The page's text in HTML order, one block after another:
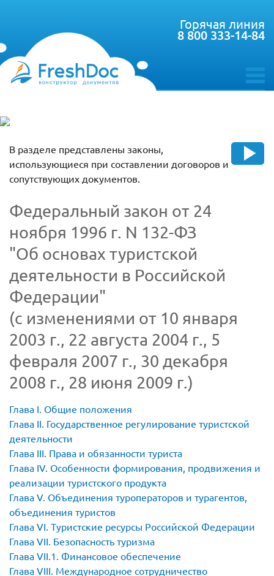
toggle
Горячая линия
8 800 333-14-84
В разделе представлены законы,
использующиеся при составлении договоров и
сопутствующих документов.
Федеральный закон от 24
ноября 1996 г. N 132-ФЗ
"Об основах туристской
деятельности в Российской
Федерации"
(с изменениями от 10 января
2003 г., 22 августа 2004 г., 5
февраля 2007 г., 30 декабря
2008 г., 28 июня 2009 г.)
Глава I. Общие положения
Глава II. Государственное регулирование туристской
деятельности
Глава III. Права и обязанности туриста
Глава IV. Особенности формирования, продвижения и
реализации туристского продукта
Глава V. Объединения туроператоров и турагентов,
объединения туристов
Глава VI. Туристские ресурсы Российской Федерации
Глава VII. Безопасность туризма
Глава VII.1. Финансовое обеспечение
Глава VIII. Международное сотрудничество